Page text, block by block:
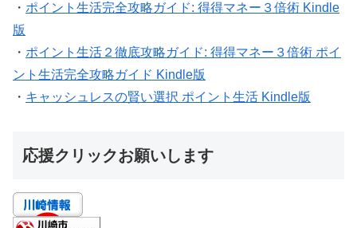
・ ポイント生活完全攻略ガイド: 得得マネー３倍術 Kindle
版
・ ポイント生活２徹底攻略ガイド: 得得マネー３倍術 ポイ
ント生活完全攻略ガイド Kindle版
・ キャッシュレスの賢い選択 ポイント生活 Kindle版
応援クリックお願いします